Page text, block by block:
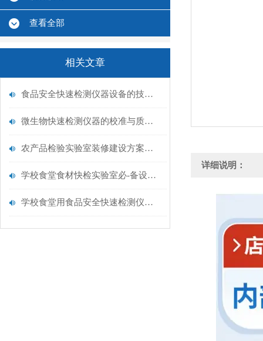
查看全部
相关文章
食品安全快速检测仪器设备的技术演进与应用场景
微生物快速检测仪器的校准与质控：保证结果准确性的黄金法则
农产品检验实验室装修建设方案仪器配置清单@云唐仪器
学校食堂食材快检实验室必-备设备清单【云唐仪器推荐】
学校食堂用食品安全快速检测仪器【行业推荐】云唐食品安全检测仪
详细说明：